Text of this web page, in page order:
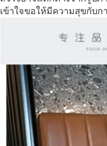
เข้าใจขอให้มีความสุขกับก